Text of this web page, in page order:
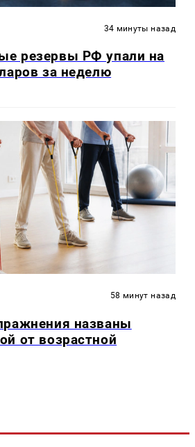
34 минуты назад
резервы РФ упали на
за неделю
58 минут назад
названы
от возрастной